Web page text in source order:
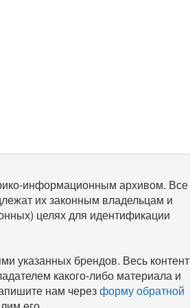
информационным архивом. Все
их законным владельцам и
целях для идентификации
указанных брендов. Весь контент
какого-либо материала и
нам черезформу обратной